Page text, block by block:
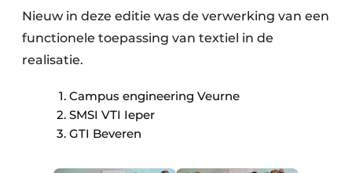
Nieuw in deze editie was de verwerking van een
functionele toepassing van textiel in de
realisatie.
Campus engineering Veurne
SMSI VTI Ieper
GTI Beveren